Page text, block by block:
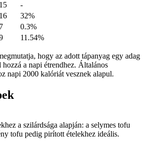
15
-
16
32%
7
0.3%
11.54%
hogy az adott tápanyag egy adag
a napi étrendhez. Általános
napi 2000 kalóriát vesznek alapul.
a szilárdsága alapján: a selymes tofu
tofu pedig pirított ételekhez ideális.